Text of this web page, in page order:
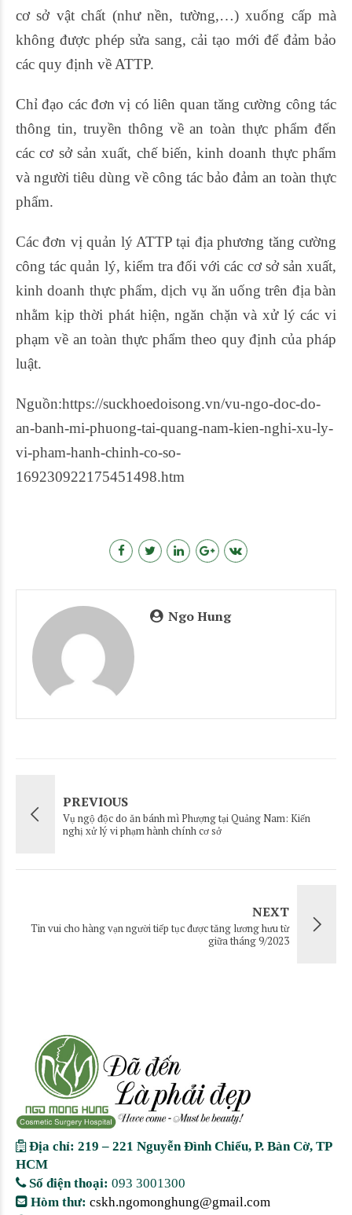
cơ sở vật chất (như nền, tường,…) xuống cấp mà
không được phép sửa sang, cải tạo mới để đảm bảo
các quy định về ATTP.
Chỉ đạo các đơn vị có liên quan tăng cường công tác
thông tin, truyền thông về an toàn thực phẩm đến
các cơ sở sản xuất, chế biến, kinh doanh thực phẩm
và người tiêu dùng về công tác bảo đảm an toàn thực
phẩm.
Các đơn vị quản lý ATTP tại địa phương tăng cường
công tác quản lý, kiểm tra đối với các cơ sở sản xuất,
kinh doanh thực phẩm, dịch vụ ăn uống trên địa bàn
nhằm kịp thời phát hiện, ngăn chặn và xử lý các vi
phạm về an toàn thực phẩm theo quy định của pháp
luật.
Nguồn:https://suckhoedoisong.vn/vu-ngo-doc-do-
an-banh-mi-phuong-tai-quang-nam-kien-nghi-xu-ly-
vi-pham-hanh-chinh-co-so-
169230922175451498.htm
Ngo Hung
PREVIOUS
Vụ ngộ độc do ăn bánh mì Phượng tại Quảng Nam: Kiến
nghị xử lý vi phạm hành chính cơ sở
NEXT
Tin vui cho hàng vạn người tiếp tục được tăng lương hưu từ
giữa tháng 9/2023
Địa chỉ: 219 – 221 Nguyễn Đình Chiểu, P. Bàn Cờ, TP
HCM
Số điện thoại: 093 3001300
Hòm thư: cskh.ngomonghung@gmail.com